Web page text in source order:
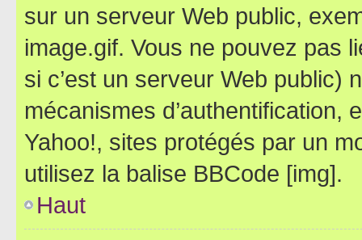
sur un serveur Web public,
image.gif. Vous ne pouvez pas
si c’est un serveur Web public)
mécanismes d’authentification,
Yahoo!, sites protégés par un
utilisez la balise BBCode [img].
Haut